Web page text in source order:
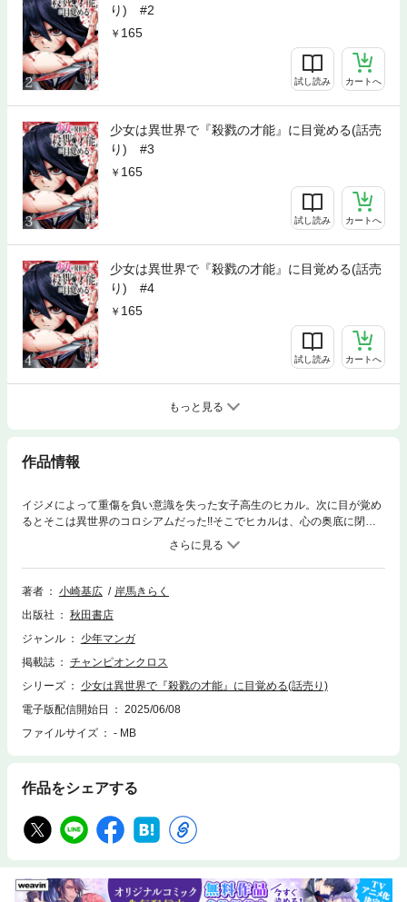
り) #2
165
試し読み カートへ
少女は異世界で『殺戮の才能』に目覚める(話売
り) #3
165
試し読み カートへ
少女は異世界で『殺戮の才能』に目覚める(話売
り) #4
165
試し読み カートへ
もっと見る
作品情報
イジメによって重傷を負い意識を失った女子高生のヒカル。次に目が覚め
るとそこは異世界のコロシアムだった!!そこでヒカルは、心の奥底に閉じ
込めていた、とある圧倒的な才能に目覚める──。
著者 小崎基広
岸馬きらく
出版社
秋田書店
ジャンル
少年マンガ
掲載誌
チャンピオンクロス
シリーズ
少女は異世界で『殺戮の才能』に目覚める(話売り)
電子版配信開始日
2025/06/08
ファイルサイズ
- MB
作品をシェアする